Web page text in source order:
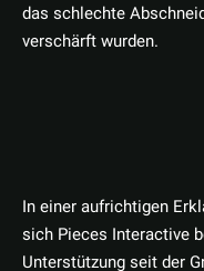
das schlechte
verschärft wurden.
In einer aufrichtigen
sich Pieces Interactive
Unterstützung seit der